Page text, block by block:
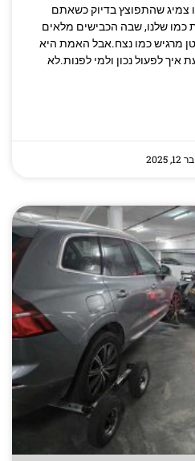
צמיג שהתפוצץ בדיוק כשאתם
כמו שלנו, שבה הכבישים מלאים
מרגיש כמו נצח.אבל האמת היא
לפעול נכון ולמי לפנות.לא
2025